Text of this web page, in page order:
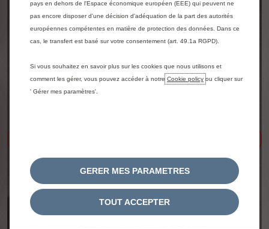
pays en dehors de l'Espace économique européen (EEE) qui peuvent ne
pas encore disposer d'une décision d'adéquation de la part des autorités
européennes compétentes en matière de protection des données. Dans ce
cas, le transfert est basé sur votre consentement (art. 49.1a RGPD).
Si vous souhaitez en savoir plus sur les cookies que nous utilisons et
comment les gérer, vous pouvez accéder à notre Cookie policy ou cliquer sur
' Gérer mes paramètres'.
GERER MES PARAMETRES
TOUT ACCEPTER